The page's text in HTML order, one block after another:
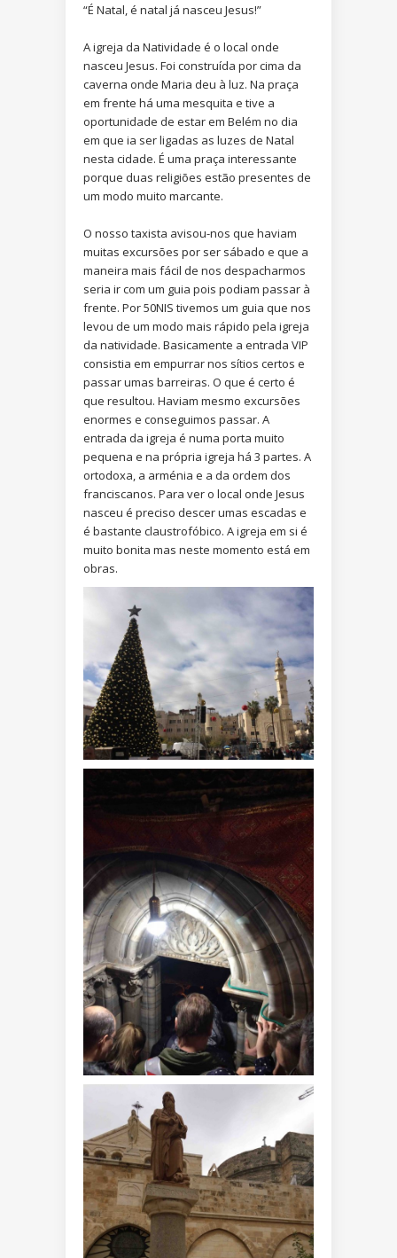
“É Natal, é natal já nasceu Jesus!”
A igreja da Natividade é o local onde
nasceu Jesus. Foi construída por cima da
caverna onde Maria deu à luz. Na praça
em frente há uma mesquita e tive a
oportunidade de estar em Belém no dia
em que ia ser ligadas as luzes de Natal
nesta cidade. É uma praça interessante
porque duas religiões estão presentes de
um modo muito marcante.
O nosso taxista avisou-nos que haviam
muitas excursões por ser sábado e que a
maneira mais fácil de nos despacharmos
seria ir com um guia pois podiam passar à
frente. Por 50NIS tivemos um guia que nos
levou de um modo mais rápido pela igreja
da natividade. Basicamente a entrada VIP
consistia em empurrar nos sítios certos e
passar umas barreiras. O que é certo é
que resultou. Haviam mesmo excursões
enormes e conseguimos passar. A
entrada da igreja é numa porta muito
pequena e na própria igreja há 3 partes. A
ortodoxa, a arménia e a da ordem dos
franciscanos. Para ver o local onde Jesus
nasceu é preciso descer umas escadas e
é bastante claustrofóbico. A igreja em si é
muito bonita mas neste momento está em
obras.